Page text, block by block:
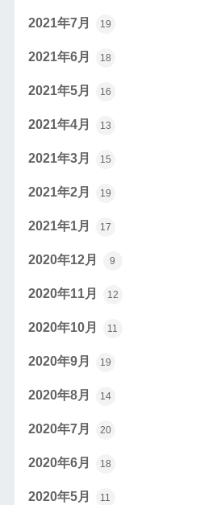
2021年7月 19
2021年6月 18
2021年5月 16
2021年4月 13
2021年3月 15
2021年2月 19
2021年1月 17
2020年12月 9
2020年11月 12
2020年10月 11
2020年9月 19
2020年8月 14
2020年7月 20
2020年6月 18
2020年5月 11